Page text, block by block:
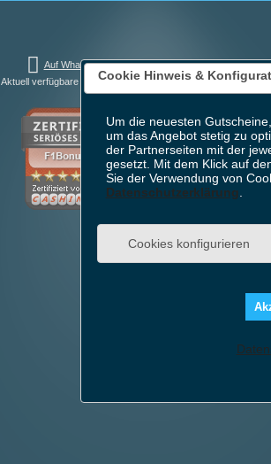
Auf WhatsApp teilen
Aktuell verfügbare Bonusaktionen: 4
Cookie Hinweis &
Um die neuesten
um das Angebot stetig zu
der Partnerseiten mit der
gesetzt. Mit dem Klick auf
Sie der Verwendung von
Datenschutzerklärung
Cookies konfigurieren